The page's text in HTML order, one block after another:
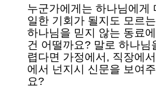
누군가에게는 하나님에게
일한 기회가 될지도 모르
하나님을 믿지 않는 동료
건 어떨까요? 말로 하나님
렵다면 가정에서, 직장에
에서 넌지시
신문을 보여
요?